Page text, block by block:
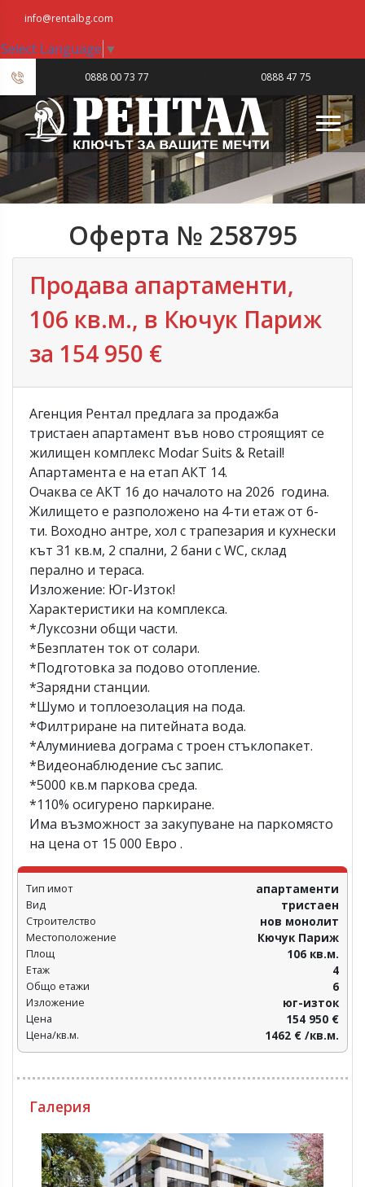
info@rentalbg.com
Select Language ▼
0888 00 73 77 0888 47 75
23
Оферта № 258795
Продава апартаменти,
106 кв.м., в Кючук Париж
за 154 950 €
Агенция Рентал предлага за продажба
тристаен апартамент във ново строящият се
жилищен комплекс Modar Suits & Retail!
Апартамента е на етап АКТ 14.
Очаква се АКТ 16 до началото на 2026 година.
Жилището е разположено на 4-ти етаж от 6-
ти. Воходно антре, хол с трапезария и кухнески
кът 31 кв.м, 2 спални, 2 бани с WC, склад
перално и тераса.
Изложение: Юг-Изток!
Характеристики на комплекса.
*Луксозни общи части.
*Безплатен ток от солари.
*Подготовка за подово отопление.
*Зарядни станции.
*Шумо и топлоезолация на пода.
*Филтриране на питейната вода.
*Алуминиева дограма с троен стъклопакет.
*Видеонаблюдение със запис.
*5000 кв.м паркова среда.
*110% осигурено паркиране.
Има възможност за закупуване на паркомясто
на цена от 15 000 Евро .
Тип имот апартаменти
Вид тристаен
Строителство нов монолит
Местоположение Кючук Париж
Площ 106 кв.м.
Етаж 4
Общо етажи 6
Изложение юг-изток
Цена 154 950 €
Цена/кв.м. 1462 € /кв.м.
Галерия